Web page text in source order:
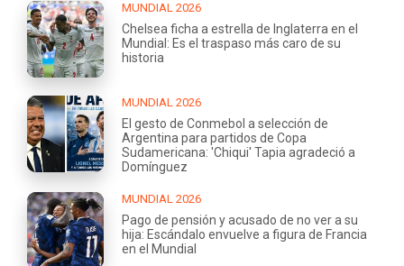
MUNDIAL 2026
Chelsea ficha a estrella de Inglaterra en el
Mundial: Es el traspaso más caro de su
historia
MUNDIAL 2026
El gesto de Conmebol a selección de
Argentina para partidos de Copa
Sudamericana: 'Chiqui' Tapia agradeció a
Domínguez
MUNDIAL 2026
Pago de pensión y acusado de no ver a su
hija: Escándalo envuelve a figura de Francia
en el Mundial